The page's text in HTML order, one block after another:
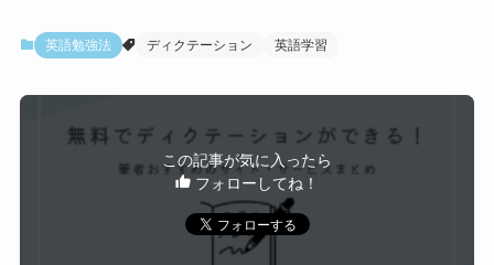
英語勉強法 ディクテーション 英語学習
この記事が気に入ったら
フォローしてね！